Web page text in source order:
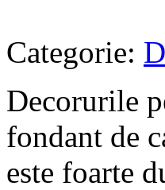
Categorie:
Decorurile
fondant de
este foarte